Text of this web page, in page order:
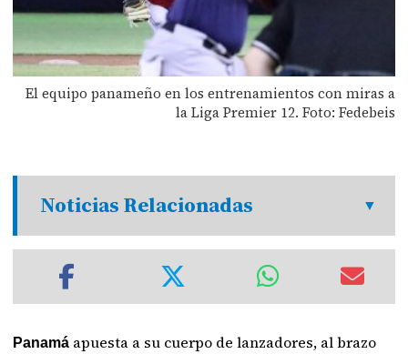
El equipo panameño en los entrenamientos con miras a
la Liga Premier 12. Foto: Fedebeis
Noticias Relacionadas
Panamá apuesta a su cuerpo de lanzadores, al brazo